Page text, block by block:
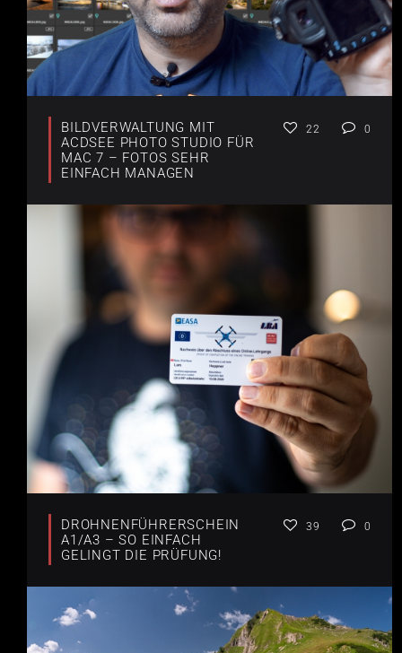
BILDVERWALTUNG MIT
ACDSEE PHOTO STUDIO FÜR
MAC 7 – FOTOS SEHR
EINFACH MANAGEN
22 0
DROHNENFÜHRERSCHEIN
A1/A3 – SO EINFACH
GELINGT DIE PRÜFUNG!
39 0